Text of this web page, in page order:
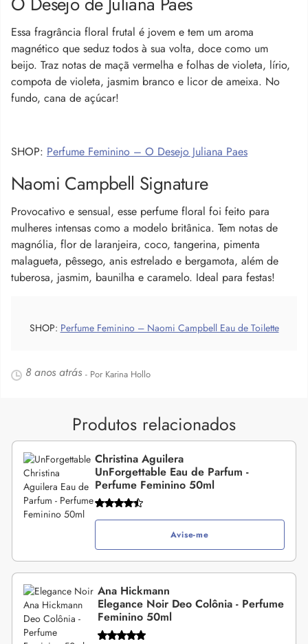
Essa fragrância floral frutal é jovem e tem um aroma
magnético que seduz todos à sua volta, doce como um
beijo. Traz notas de maçã vermelha e folhas de violeta, lírio,
compota de violeta, jasmim branco e licor de ameixa. No
fundo, cana de açúcar!
SHOP: Perfume Feminino – O Desejo Juliana Paes
Naomi Campbell Signature
Provocativo e sensual, esse perfume floral foi feito para
mulheres intensas como a modelo britânica. Tem notas de
magnólia, flor de laranjeira, coco, tangerina, pimenta
malagueta, pêssego, anis estrelado e bergamota, além de
tuberosa, jasmim, baunilha e caramelo. Ideal para festas!
SHOP: Perfume Feminino – Naomi Campbell Eau de Toilette
8 anos atrás - Por Karina Hollo
Produtos relacionados
Christina Aguilera
UnForgettable Eau de Parfum -
Perfume Feminino 50ml
Avise-me
Ana Hickmann
Elegance Noir Deo Colônia - Perfume
Feminino 50ml